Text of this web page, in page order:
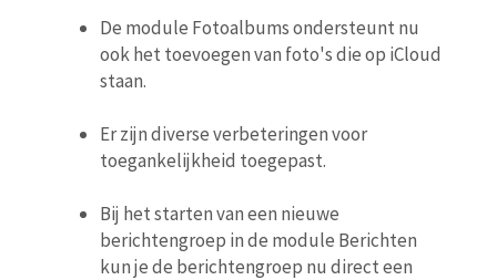
De module Fotoalbums ondersteunt nu
ook het toevoegen van foto's die op iCloud
staan.
Er zijn diverse verbeteringen voor
toegankelijkheid toegepast.
Bij het starten van een nieuwe
berichtengroep in de module Berichten
kun je de berichtengroep nu direct een